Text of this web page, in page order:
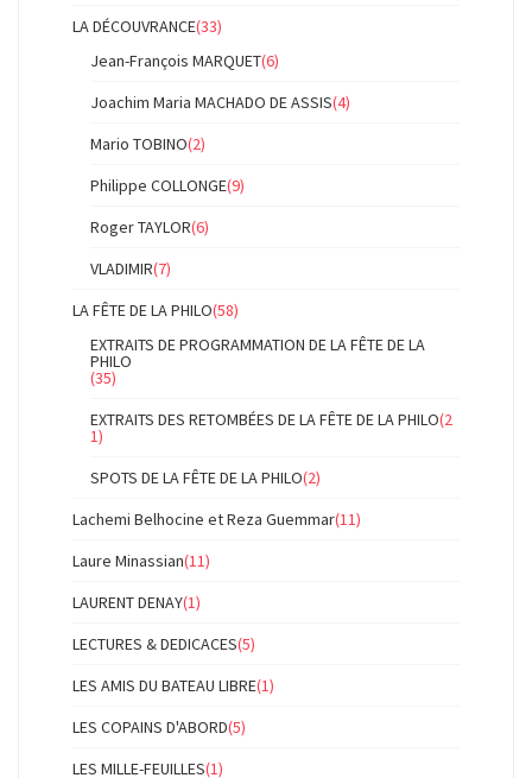
LA DÉCOUVRANCE(33)
Jean-François MARQUET(6)
Joachim Maria MACHADO DE ASSIS(4)
Mario TOBINO(2)
Philippe COLLONGE(9)
Roger TAYLOR(6)
VLADIMIR(7)
LA FÊTE DE LA PHILO(58)
EXTRAITS DE PROGRAMMATION DE LA FÊTE DE LA
PHILO
(35)
EXTRAITS DES RETOMBÉES DE LA FÊTE DE LA PHILO(2
1)
SPOTS DE LA FÊTE DE LA PHILO(2)
Lachemi Belhocine et Reza Guemmar(11)
Laure Minassian(11)
LAURENT DENAY(1)
LECTURES & DEDICACES(5)
LES AMIS DU BATEAU LIBRE(1)
LES COPAINS D'ABORD(5)
LES MILLE-FEUILLES(1)